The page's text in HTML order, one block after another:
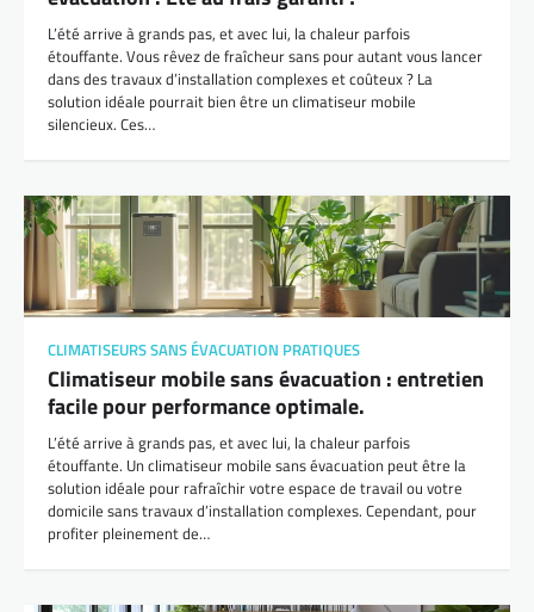
L’été arrive à grands pas, et avec lui, la chaleur parfois
étouffante. Vous rêvez de fraîcheur sans pour autant vous lancer
dans des travaux d’installation complexes et coûteux ? La
solution idéale pourrait bien être un climatiseur mobile
silencieux. Ces…
CLIMATISEURS SANS ÉVACUATION PRATIQUES
Climatiseur mobile sans évacuation : entretien
facile pour performance optimale.
L’été arrive à grands pas, et avec lui, la chaleur parfois
étouffante. Un climatiseur mobile sans évacuation peut être la
solution idéale pour rafraîchir votre espace de travail ou votre
domicile sans travaux d’installation complexes. Cependant, pour
profiter pleinement de…